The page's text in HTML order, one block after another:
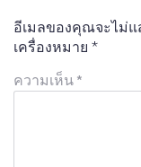
อีเมลของคุณจะไม่
เครื่องหมาย *
ความเห็น *